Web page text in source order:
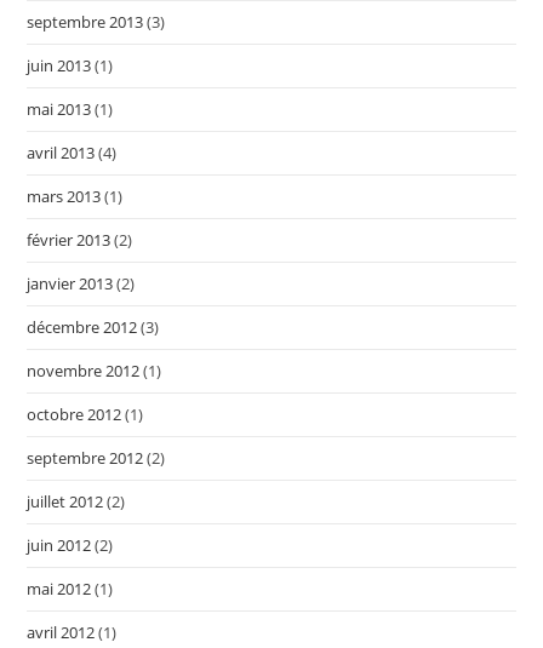
septembre 2013(3)
juin 2013(1)
mai 2013(1)
avril 2013(4)
mars 2013(1)
février 2013(2)
janvier 2013(2)
décembre 2012(3)
novembre 2012(1)
octobre 2012(1)
septembre 2012(2)
juillet 2012(2)
juin 2012(2)
mai 2012(1)
avril 2012(1)